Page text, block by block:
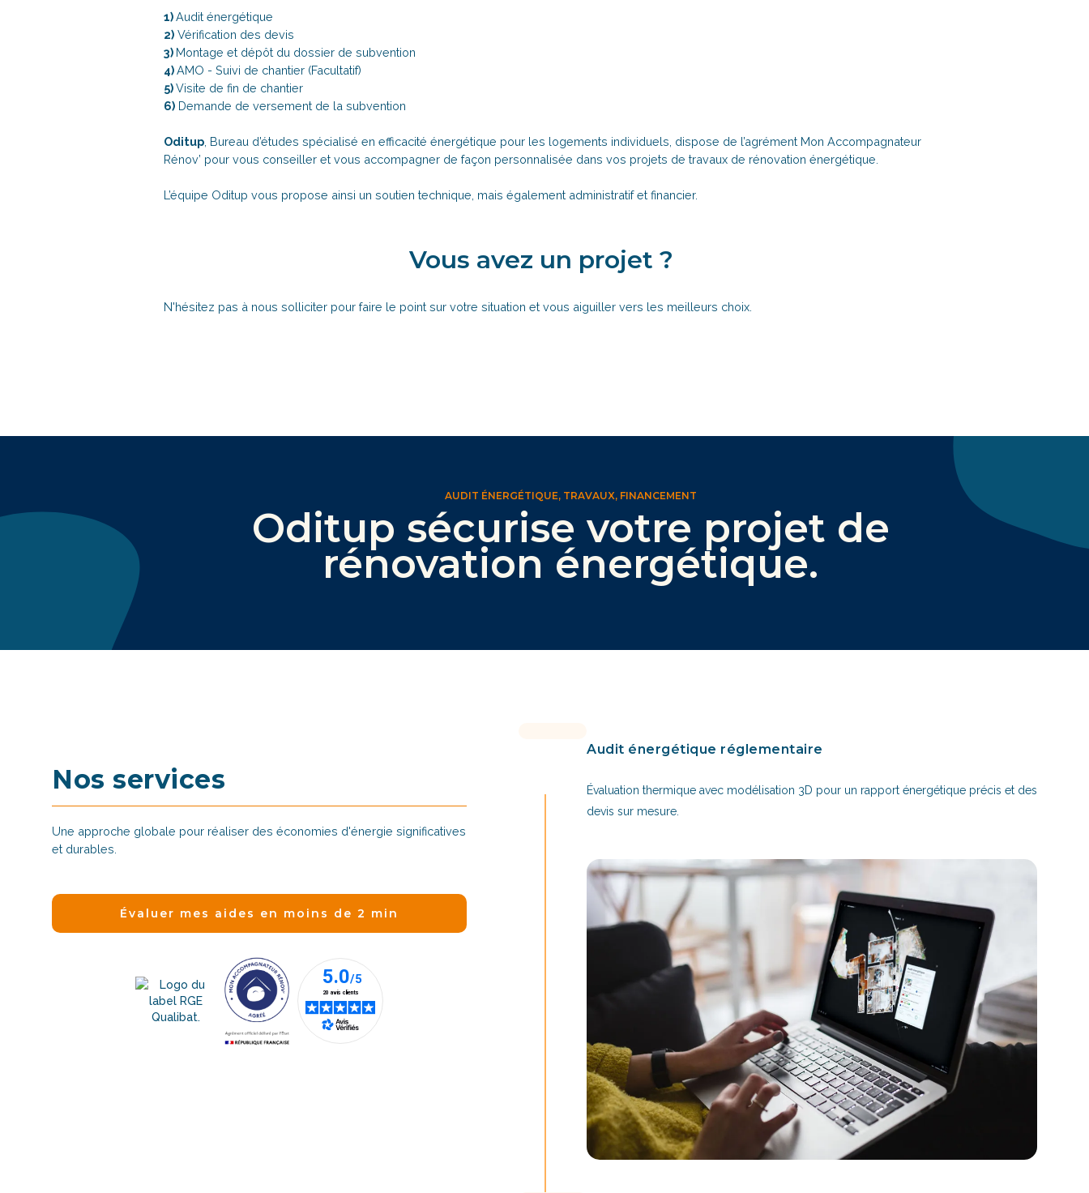
1)Audit énergétique
2) Vérification des devis
3) Montage et dépôt du dossier de subvention
4)AMO - Suivi de chantier (Facultatif)
5)Visite de fin de chantier
6) Demande de versement de la subvention
Oditup , Bureau d’études spécialisé en efficacité énergétique pour les logements individuels, dispose de l’agrément Mon Accompagnateur
Rénov’ pour vous conseiller et vous accompagner de façon personnalisée dans vos projets de travaux de rénovation énergétique.
L’équipe Oditup vous propose ainsi un soutien technique, mais également administratif et financier.
Vous avez un projet ?
N'hésitez pas à nous solliciter pour faire le point sur votre situation et vous aiguiller vers les meilleurs choix.
AUDIT ÉNERGÉTIQUE, TRAVAUX, FINANCEMENT
Oditup sécurise votre projet de
rénovation énergétique.
Nos services
Une approche globale pour réaliser des économies d'énergie significatives
et durables.
Évaluer mes aides en moins de 2 min
Audit énergétique réglementaire
Évaluation thermique avec modélisation 3D pour un rapport énergétique précis et des
devis sur mesure.